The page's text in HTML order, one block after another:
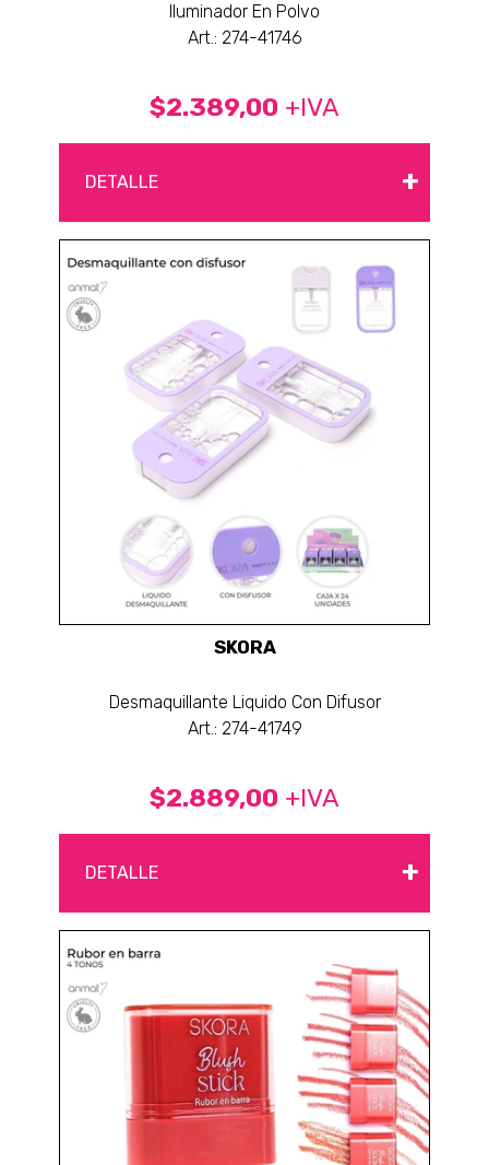
Iluminador En Polvo
Art.: 274-41746
$2.389,00 +IVA
DETALLE +
SKORA
Desmaquillante Liquido Con Difusor
Art.: 274-41749
$2.889,00 +IVA
DETALLE +